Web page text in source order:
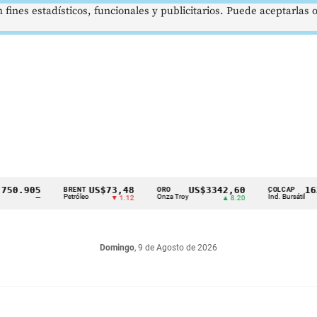
BRENT
Petróleo
US$73,48
▼ 1.12
ORO
Onza Troy
US$3342,60 COLCAP
Índ. Bursátil
Domingo, 9 de Agosto de 2026
estadísticos, funcionales y publicitarios. Puede aceptarlas